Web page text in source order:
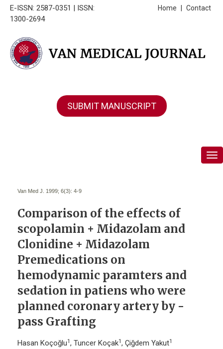
E-ISSN: 2587-0351 | ISSN:
1300-2694
Contact
Home
SUBMIT MANUSCRIPT
Van Med J. 1999; 6(3): 4-9
Comparison of the effects of
scopolamin + Midazolam and
Clonidine + Midazolam
Premedications on
hemodynamic paramters and
sedation in patiens who were
planned coronary artery by -
pass Grafting
Hasan Koçoğlu1, Tuncer Koçak1, Çiğdem Yakut1